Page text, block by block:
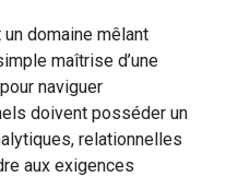
domaine mêlant
maîtrise d’une
naviguer
doivent posséder un
relationnelles
aux exigences